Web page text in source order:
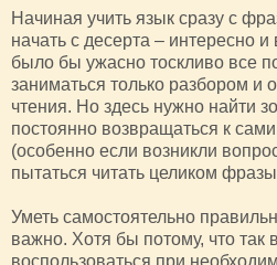
Начиная учить язык сразу с
начать с десерта – интересно и
было бы ужасно тоскливо все
заниматься только разбором и
чтения. Но здесь нужно найти
постоянно возвращаться к
(особенно если возникли
пытаться читать целиком
Уметь самостоятельно
важно. Хотя бы потому, что так
воспользоваться при